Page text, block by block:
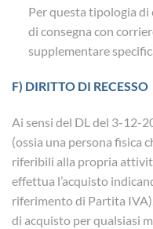
Per questa tipologia di
di consegna con
supplementare
F) DIRITTO DI RECESSO
Ai sensi del DL del 3-12-
(ossia una persona fisica
riferibili alla propria
effettua l’acquisto
riferimento di Partita
di acquisto per qualsiasi